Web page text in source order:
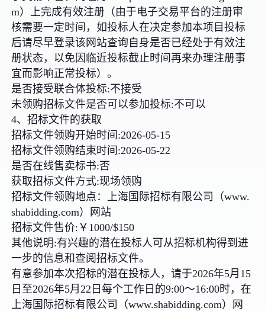
m）上完成有效注册（由于电子交易平台的注册审
核需要一定时间，如投标人在决定参加本项目投标
后请尽早登录该网站查询自身是否已经处于有效注
册状态，以免因临近投标截止时间再来办理注册事
宜而影响正常投标）。
是否接受联合体投标:不接受
未领购招标文件是否可以参加投标:不可以
4、招标文件的获取
招标文件领购开始时间:2026-05-15
招标文件领购结束时间:2026-05-22
是否在线售卖标书:否
获取招标文件方式:现场领购
招标文件领购地点：上海国际招标有限公司（www.
shabidding.com）网站
招标文件售价:￥1000/$150
其他说明:有兴趣的潜在投标人可从招标机构得到进
一步的信息和查阅招标文件。
有意参加本次招标的潜在投标人，请于2026年5月15
日至2026年5月22日每个工作日的9:00～16:00时，在
上海国际招标有限公司（www.shabidding.com）网